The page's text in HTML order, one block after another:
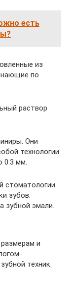
есть
из
по
раствор
Они
технологии
0.3 мм.
стоматологии.
зубов.
зубной эмали.
и
техник.